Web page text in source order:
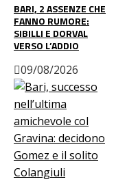
BARI, 2 ASSENZE CHE
FANNO RUMORE:
SIBILLI E DORVAL
VERSO L’ADDIO
09/08/2026